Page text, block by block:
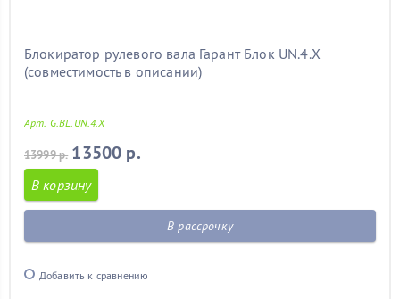
Блокиратор рулевого вала Гарант Блок UN.4.X
(совместимость в описании)
Арт. G.BL.UN.4.X
13999 р. 13500 р.
В корзину
В рассрочку
Добавить к сравнению